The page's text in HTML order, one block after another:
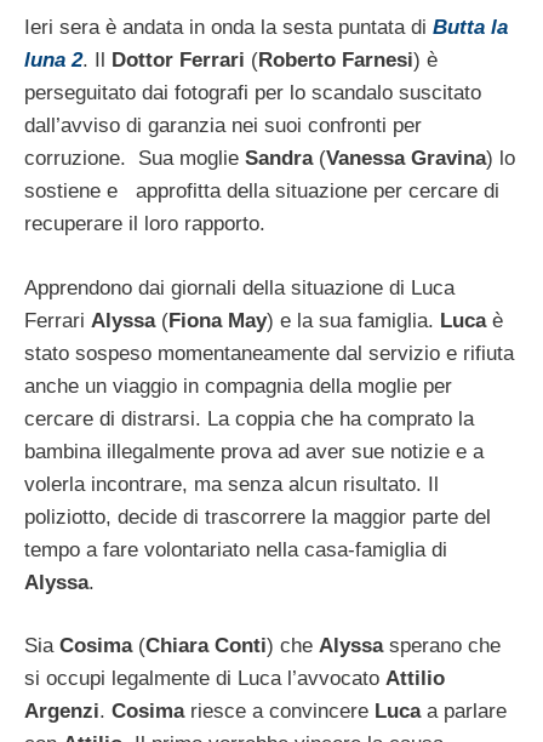
Ieri sera è andata in onda la sesta puntata di Butta la
luna 2. Il Dottor Ferrari (Roberto Farnesi) è
perseguitato dai fotografi per lo scandalo suscitato
dall’avviso di garanzia nei suoi confronti per
corruzione. Sua moglie Sandra(Vanessa Gravina) lo
sostiene e approfitta della situazione per cercare di
recuperare il loro rapporto.
Apprendono dai giornali della situazione di Luca
Ferrari Alyssa(Fiona May) e la sua famiglia. Lucaè
stato sospeso momentaneamente dal servizio e rifiuta
anche un viaggio in compagnia della moglie per
cercare di distrarsi. La coppia che ha comprato la
bambina illegalmente prova ad aver sue notizie e a
volerla incontrare, ma senza alcun risultato. Il
poliziotto, decide di trascorrere la maggior parte del
tempo a fare volontariato nella casa-famiglia di
Alyssa.
Sia Cosima(Chiara Conti) che Alyssasperano che
si occupi legalmente di Luca l’avvocato Attilio
Argenzi. Cosimariesce a convincere Lucaa parlare